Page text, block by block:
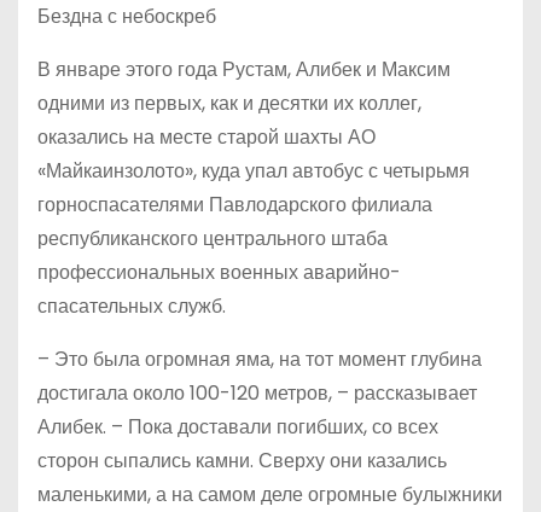
Бездна с небоскреб
В январе этого года Рустам, Алибек и Максим
одними из первых, как и десятки их коллег,
оказались на месте старой шахты АО
«Майкаинзолото», куда упал автобус с четырьмя
горноспасателями Павлодарского филиала
республиканского центрального штаба
профессиональных военных аварийно-
спасательных служб.
– Это была огромная яма, на тот момент глубина
достигала около 100-120 метров, – рассказывает
Алибек. – Пока доставали погибших, со всех
сторон сыпались камни. Сверху они казались
маленькими, а на самом деле огромные булыжники